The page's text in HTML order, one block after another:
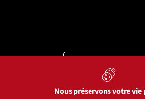
Moyens de paiement acceptés
Langue
Nous préservons votre vie